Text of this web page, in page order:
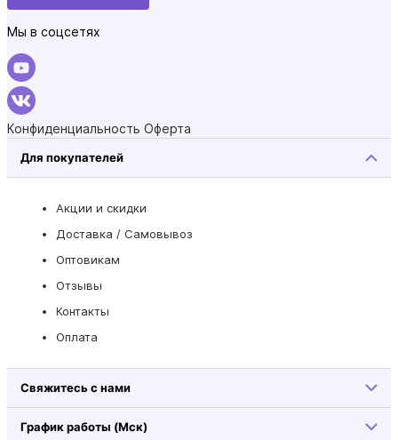
Мы в соцсетях
Конфиденциальность Оферта
Для покупателей
Акции и скидки
Доставка / Самовывоз
Оптовикам
Отзывы
Контакты
Оплата
Свяжитесь с нами
График работы (Мск)